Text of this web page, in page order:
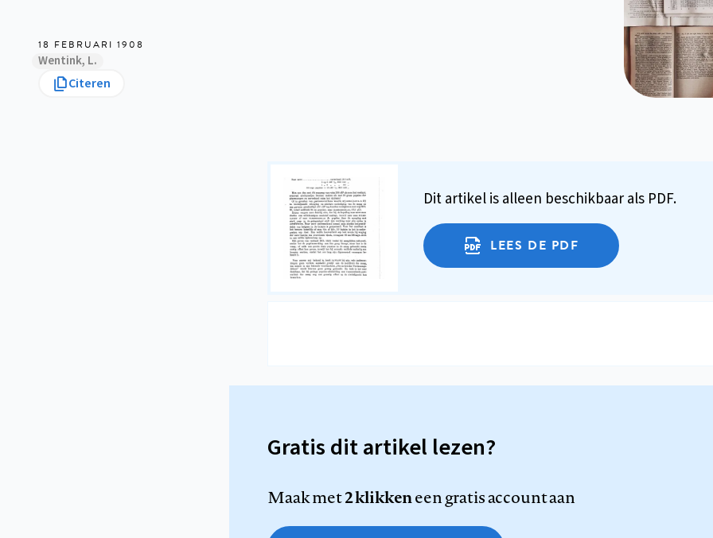
18 FEBRUARI 1908
Wentink, L.
Citeren
Dit artikel is alleen beschikbaar als PDF.
LEES DE PDF
Gratis dit artikel lezen?
Maak met2 klikkeneen gratis account aan